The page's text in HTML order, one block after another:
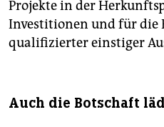
Projekte in der
Investitionen und für die
qualifizierter einstiger
Auch die Botschaft